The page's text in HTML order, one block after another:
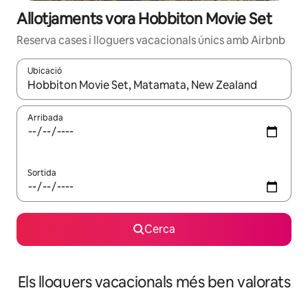
Allotjaments vora Hobbiton Movie Set
Reserva cases i lloguers vacacionals únics amb Airbnb
Ubicació
Quan els resultats estiguin disponibles, podràs navegar-hi a
Arribada
Sortida
Cerca
Els lloguers vacacionals més ben valorats